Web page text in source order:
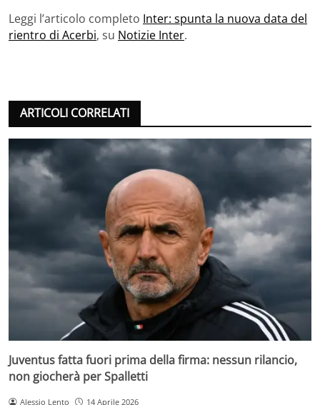
Leggi l’articolo completo Inter: spunta la nuova data del
rientro di Acerbi, su Notizie Inter.
ARTICOLI CORRELATI
Juventus fatta fuori prima della firma: nessun rilancio,
non giocherà per Spalletti
Alessio Lento 14 Aprile 2026